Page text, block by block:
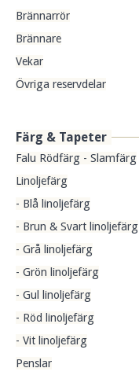
Brännarrör
Brännare
Vekar
Övriga reservdelar
Färg & Tapeter
Falu Rödfärg - Slamfärg
Linoljefärg
- Blå linoljefärg
- Brun & Svart linoljefärg
- Grå linoljefärg
- Grön linoljefärg
- Gul linoljefärg
- Röd linoljefärg
- Vit linoljefärg
Penslar